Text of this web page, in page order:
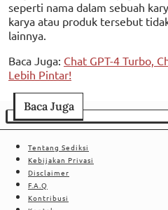
seperti nama dalam sebuah
karya atau produk tersebut
lainnya.
Baca Juga: Chat GPT-4 Turbo,
Lebih Pintar!
Baca Juga
Tentang Sediksi
Kebijakan Privasi
Disclaimer
F.A.Q
Kontribusi